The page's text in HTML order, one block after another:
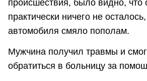
происшествия, было видно, что
практически ничего не
автомобиля смяло пополам.
Мужчина получил травмы и
обратиться в больницу за